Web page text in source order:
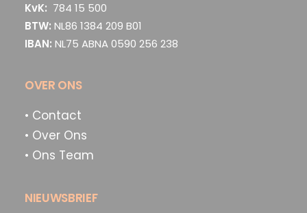
KvK: 784 15 500
BTW: NL86 1384 209 B01
IBAN: NL75 ABNA 0590 256 238
OVER ONS
• Contact
• Over Ons
• Ons Team
NIEUWSBRIEF